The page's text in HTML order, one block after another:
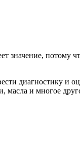
значение, потому
диагностику и
масла и многое